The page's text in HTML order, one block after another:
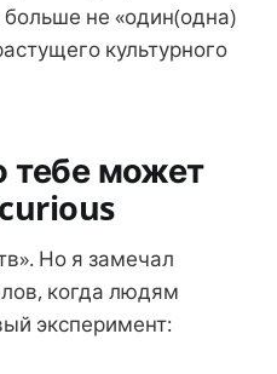
не «один(одна)
культурного
тебе может
Но я замечал
когда людям
эксперимент: